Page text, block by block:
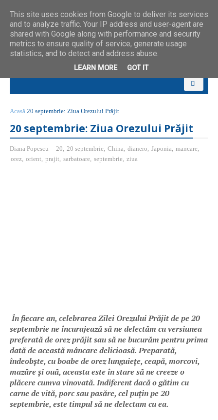
Acasă 20 septembrie: Ziua Orezului Prăjit
20 septembrie: Ziua Orezului Prăjit
Diana Popescu 20, 20 septembrie, China, dianero, Japonia, mancare,
orez, orient, prajit, sarbatoare, septembrie, ziua
În fiecare an, celebrarea Zilei Orezului Prăjit de pe 20
septembrie ne încurajează să ne delectăm cu versiunea
preferată de orez prăjit sau să ne bucurăm pentru prima
dată de această mâncare delicioasă. Preparată,
îndeobște, cu boabe de orez lunguiețe, ceapă, morcovi,
mazăre și ouă, aceasta este în stare să ne creeze o
plăcere cumva vinovată. Indiferent dacă o gătim cu
carne de vită, porc sau pasăre, cel puțin pe 20
septembrie, este timpul să ne delectam cu ea.
This site uses cookies from Google to deliver its services
and to analyze traffic. Your IP address and user-agent are
shared with Google along with performance and security
metrics to ensure quality of service, generate usage
statistics, and to detect and address abuse.
LEARN MORE GOT IT